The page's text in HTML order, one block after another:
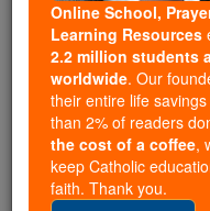
Online, Catholic
Catholic Online
tools serving over2.2
families worldwide.
Online School,
Learning Resources
2.2 million students
worldwide. Our
their entire life
than 2% of readers
the cost of a coffee,
keep Catholic
faith. Thank you.